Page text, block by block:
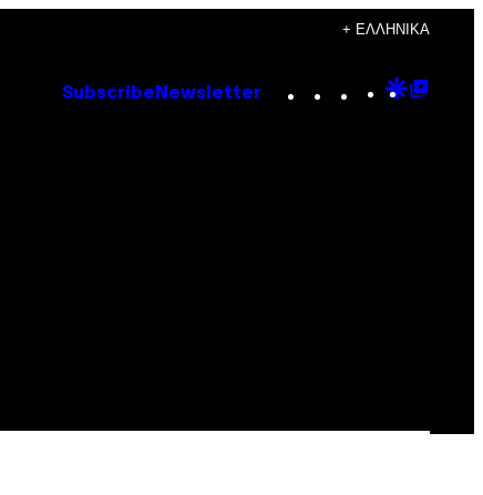
+ ΕΛΛΗΝΙΚΆ
Subscribe Newsletter Instagram
TikTok
YouTube
Google